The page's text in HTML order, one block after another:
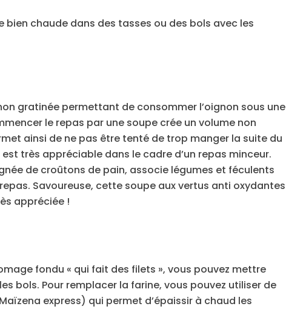
bien chaude dans des tasses ou des bols avec les
gratinée permettant de consommer l’oignon sous une
le repas par une soupe crée un volume non
ainsi de ne pas être tenté de trop manger la suite du
très appréciable dans le cadre d’un repas minceur.
de croûtons de pain, associe légumes et féculents
Savoureuse, cette soupe aux vertus anti oxydantes
appréciée !
fondu « qui fait des filets », vous pouvez mettre
bols. Pour remplacer la farine, vous pouvez utiliser de
express) qui permet d’épaissir à chaud les